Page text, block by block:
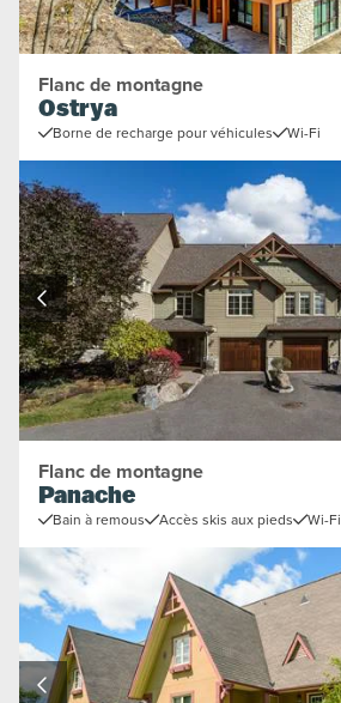
Flanc de montagne
Ostrya
Borne de recharge pour véhicules Wi-Fi
Flanc de montagne
Panache
Bain à remous Accès skis aux pieds Wi-Fi